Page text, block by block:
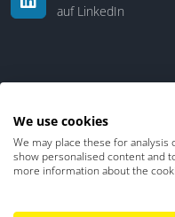
auf LinkedIn
We use cookies
We may place these for
show personalised content and
more information about the